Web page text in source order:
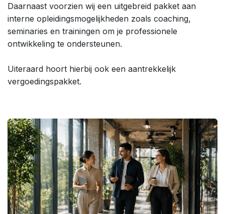
Daarnaast voorzien wij een uitgebreid pakket aan
interne opleidingsmogelijkheden zoals coaching,
seminaries en trainingen om je professionele
ontwikkeling te ondersteunen.
Uiteraard hoort hierbij ook een aantrekkelijk
vergoedingspakket.